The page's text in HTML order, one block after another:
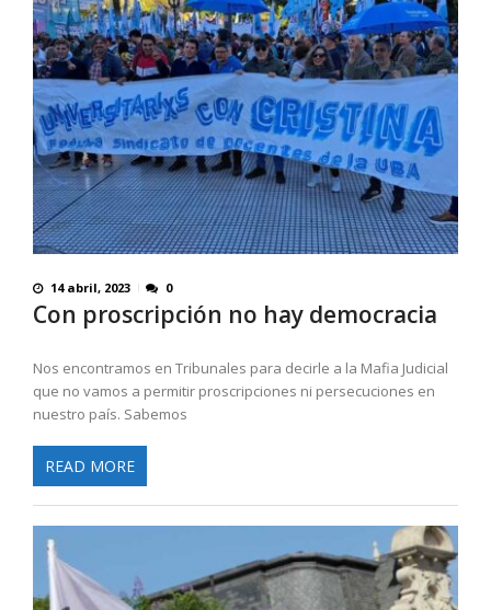
14 abril, 2023 0
Con proscripción no hay democracia
Nos encontramos en Tribunales para decirle a la Mafia Judicial
que no vamos a permitir proscripciones ni persecuciones en
nuestro país. Sabemos
READ MORE